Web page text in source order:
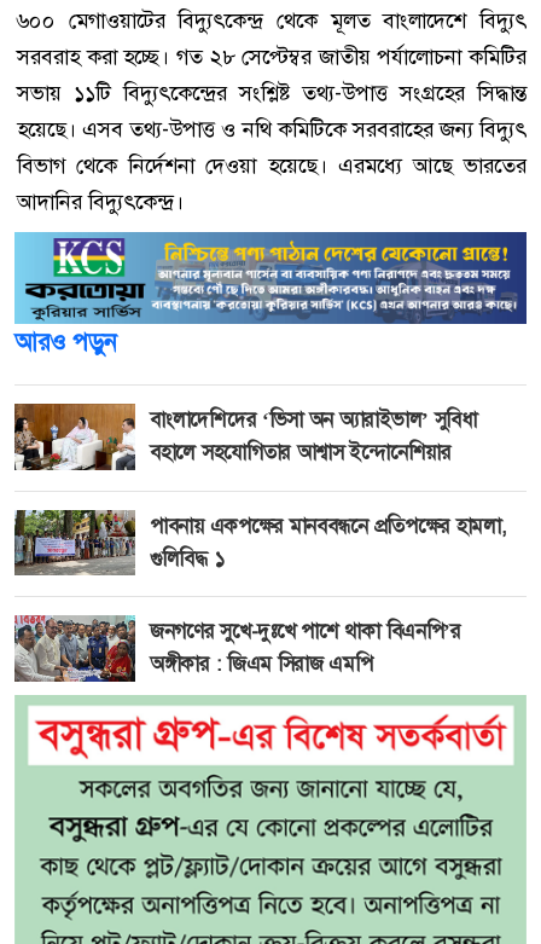
৬০০ মেগাওয়াটের বিদ্যুৎকেন্দ্র থেকে মূলত বাংলাদেশে বিদ্যুৎ
সরবরাহ করা হচ্ছে। গত ২৮ সেপ্টেম্বর জাতীয় পর্যালোচনা কমিটির
সভায় ১১টি বিদ্যুৎকেন্দ্রের সংশ্লিষ্ট তথ্য-উপাত্ত সংগ্রহের সিদ্ধান্ত
হয়েছে। এসব তথ্য-উপাত্ত ও নথি কমিটিকে সরবরাহের জন্য বিদ্যুৎ
বিভাগ থেকে নির্দেশনা দেওয়া হয়েছে। এরমধ্যে আছে ভারতের
আদানির বিদ্যুৎকেন্দ্র।
আরও পড়ুন
বাংলাদেশিদের ‘ভিসা অন অ্যারাইভাল’ সুবিধা
বহালে সহযোগিতার আশ্বাস ইন্দোনেশিয়ার
পাবনায় একপক্ষের মানববন্ধনে প্রতিপক্ষের হামলা,
গুলিবিদ্ধ ১
জনগণের সুখে-দুঃখে পাশে থাকা বিএনপি’র
অঙ্গীকার : জিএম সিরাজ এমপি